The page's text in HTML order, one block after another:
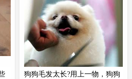
流泪、分泌物增多等情况，那是不
太正常的，需要宠主给予关注，看
看是什么原因引起的，要针对性地
去处理解决。一、眼部受刺激感染
狗狗的眼睛是比较敏感的...
狗狗毛发太长?用上一物，狗狗